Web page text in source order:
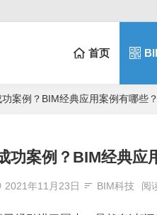
首页
案例？BIM经典应用案例有哪些？
功案例？BIM经典应
2021年11月23日 BIM科技 阅